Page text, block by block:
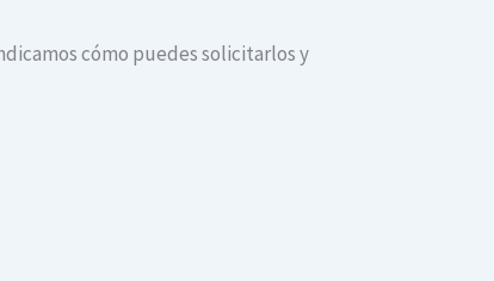
cómo puedes solicitarlos y